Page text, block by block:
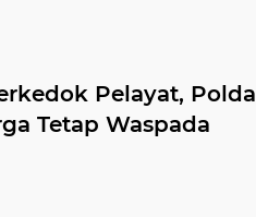
Pelayat, Polda
Tetap Waspada